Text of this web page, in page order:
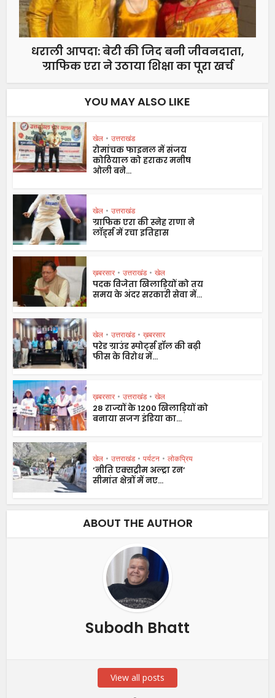
धराली आपदा: बेटी की जिद बनी जीवनदाता,
ग्राफिक एरा ने उठाया शिक्षा का पूरा खर्च
YOU MAY ALSO LIKE
खेल • उत्तराखंड
रोमांचक फाइनल में संजय
कोठियाल को हराकर मनीष
ओली बने...
खेल • उत्तराखंड
ग्राफिक एरा की स्नेह राणा ने
लॉर्ड्स में रचा इतिहास
ख़बरसार • उत्तराखंड • खेल
पदक विजेता खिलाड़ियों को तय
समय के अंदर सरकारी सेवा में...
खेल • उत्तराखंड • ख़बरसार
परेड ग्राउंड स्पोर्ट्स हॉल की बढ़ी
फीस के विरोध में...
ख़बरसार • उत्तराखंड • खेल
28 राज्यों के 1200 खिलाड़ियों को
बनाया सजग इंडिया का...
खेल • उत्तराखंड • पर्यटन • लोकप्रिय
‘नीति एक्सट्रीम अल्ट्रा रन’
सीमांत क्षेत्रों में नए...
ABOUT THE AUTHOR
Subodh Bhatt
View all posts